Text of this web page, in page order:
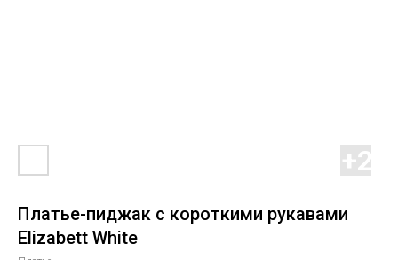
Платье-пиджак с короткими рукавами
Elizabett White